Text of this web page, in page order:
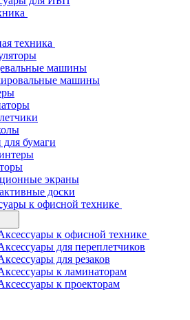
техника
машины
машины
для бумаги
экраны
доски
к офисной технике
к офисной технике
для переплетчиков
для резаков
к ламинаторам
к проекторам